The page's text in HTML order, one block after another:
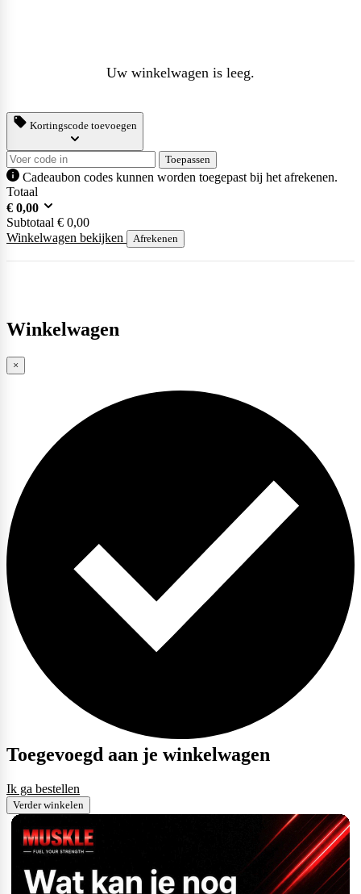
Uw winkelwagen is leeg.
Kortingscode toevoegen
Toepassen
Cadeaubon codes kunnen worden toegepast bij het afrekenen.
Totaal
€ 0,00
Subtotaal € 0,00
Winkelwagen bekijken
Afrekenen
Winkelwagen
×
Toegevoegd aan je winkelwagen
Ik ga bestellen
Verder winkelen